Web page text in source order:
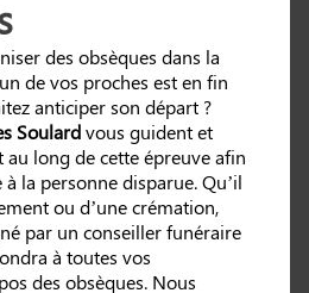
des obsèques dans la
de vos proches est en fin
anticiper son départ ?
Soulardvous guident et
long de cette épreuve afin
la personne disparue. Qu’il
ou d’une crémation,
par un conseiller funéraire
à toutes vos
des obsèques. Nous